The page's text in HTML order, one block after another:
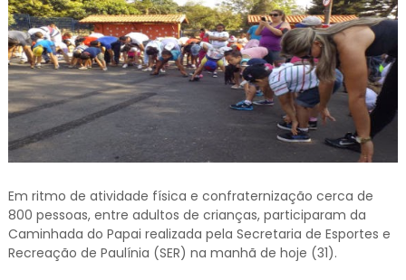
Em ritmo de atividade física e confraternização cerca de
800 pessoas, entre adultos de crianças, participaram da
Caminhada do Papai realizada pela Secretaria de Esportes e
Recreação de Paulínia (SER) na manhã de hoje (31).